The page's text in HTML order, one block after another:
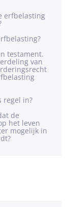
erfbelasting
testament.
van
regel in?
de
het leven
mogelijk in